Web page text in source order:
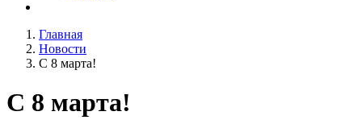
Главная
Новости
С 8 марта!
С 8 марта!